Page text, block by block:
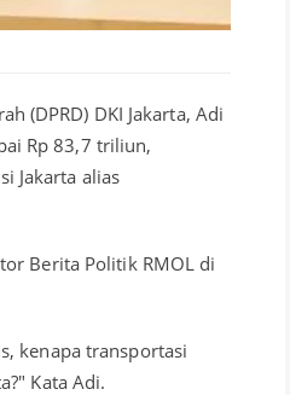
(DPRD) DKI Jakarta, Adi
Rp 83,7 triliun,
Jakarta alias
Berita Politik RMOL di
kenapa transportasi
Kata Adi.